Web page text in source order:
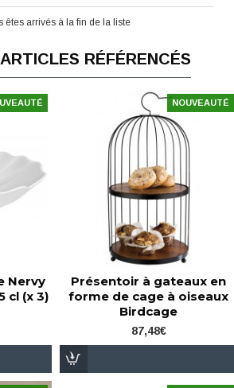
êtes arrivés à la fin de la liste
RÉFÉRENCÉS
Nervy
cl (x 3)
NOUVEAUTÉ
Présentoir à gateaux en
forme de cage à oiseaux
Birdcage
87,48€